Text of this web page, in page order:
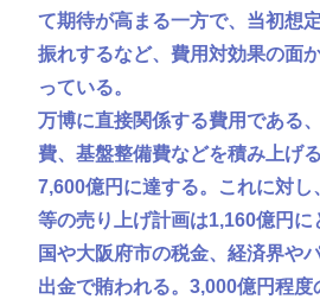
て期待が高まる一方で、当初想
振れするなど、費用対効果の面
っている。
万博に直接関係する費用である
費、基盤整備費などを積み上げ
7,600億円に達する。これに対
等の売り上げ計画は1,160億円に
国や大阪府市の税金、経済界や
出金で賄われる。3,000億円程度